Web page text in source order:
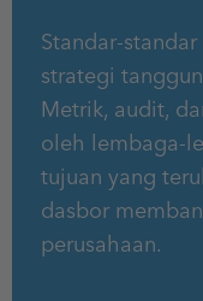
Standar-
strategi
Metrik, audit,
oleh lembaga-
tujuan yang
dasbor
perusahaan.